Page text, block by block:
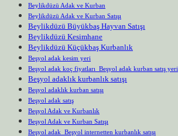
Beylikdüzü Adak ve Kurban
Beylikdüzü Adak ve Kurban Satışı
Beylikdüzü Büyükbaş Hayvan Satışı
Beylikdüzü Kesimhane
Beylikdüzü Küçükbaş Kurbanlık
Beşyol adak kesim yeri
Beşyol adak koç fiyatları Beşyol adak kurban satış yeri
Beşyol adaklık kurbanlık satışı
Beşyol adaklık kurban satışı
Beşyol adak satış
Beşyol Adak ve Kurbanlık
Beşyol Adak ve Kurban Satışı
Beşyol adak Beşyol internetten kurbanlık satışı